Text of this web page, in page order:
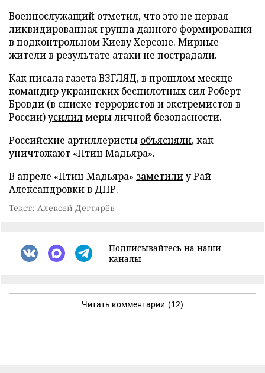
Военнослужащий отметил, что это не первая
ликвидированная группа данного формирования
в подконтрольном Киеву Херсоне. Мирные
жители в результате атаки не пострадали.
Как писала газета ВЗГЛЯД, в прошлом месяце
командир украинских беспилотных сил Роберт
Бровди (в списке террористов и экстремистов в
России)усилилмеры личной безопасности.
Российские артиллеристы объясняли, как
уничтожают «Птиц Мадьяра».
В апреле «Птиц Мадьяра» заметилиу Рай-
Александровки в ДНР.
Текст: Алексей Дегтярёв
Подписывайтесь на наши
каналы
Читать комментарии (12)